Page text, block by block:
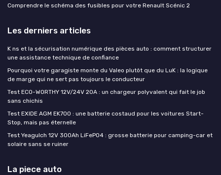
Comprendre le schéma des fusibles pour votre Renault Scénic 2
Les derniers articles
K ns et la sécurisation numérique des pièces auto : comment structurer
une assistance technique de confiance
Pourquoi votre garagiste monte du Valeo plutôt que du LuK : la logique
de marge qui ne sert pas toujours le conducteur
Test ECO-WORTHY 12V/24V 20A : un chargeur polyvalent qui fait le job
sans chichis
Test EXIDE AGM EK700 : une batterie costaud pour les voitures Start-
Stop, mais pas éternelle
Test Yeagulch 12V 300Ah LiFePO4 : grosse batterie pour camping-car et
solaire sans se ruiner
La piece auto